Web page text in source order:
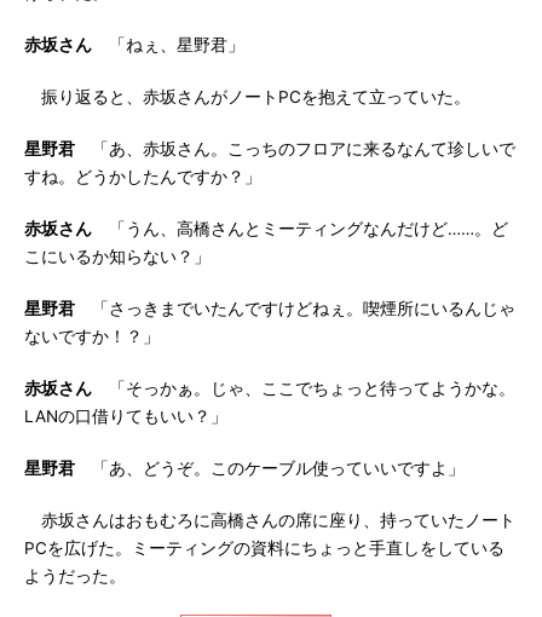
赤坂さん 「ねぇ、星野君」
振り返ると、赤坂さんがノートPCを抱えて立っていた。
星野君 「あ、赤坂さん。こっちのフロアに来るなんて珍しいで
すね。どうかしたんですか？」
赤坂さん 「うん、高橋さんとミーティングなんだけど……。ど
こにいるか知らない？」
星野君 「さっきまでいたんですけどねぇ。喫煙所にいるんじゃ
ないですか！？」
赤坂さん 「そっかぁ。じゃ、ここでちょっと待ってようかな。
LANの口借りてもいい？」
星野君 「あ、どうぞ。このケーブル使っていいですよ」
赤坂さんはおもむろに高橋さんの席に座り、持っていたノート
PCを広げた。ミーティングの資料にちょっと手直しをしている
ようだった。